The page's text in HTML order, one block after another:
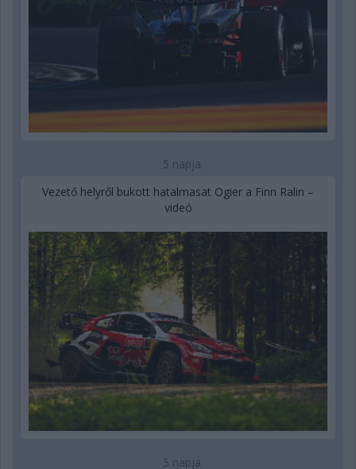
5 napja
Vezető helyről bukott hatalmasat Ogier a Finn Ralin –
videó
5 napja